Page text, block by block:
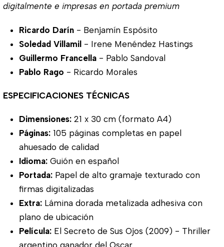
digitalmente e impresas en portada premium
Ricardo Darín - Benjamín Espósito
Soledad Villamil - Irene Menéndez Hastings
Guillermo Francella - Pablo Sandoval
Pablo Rago - Ricardo Morales
ESPECIFICACIONES TÉCNICAS
Dimensiones: 21 x 30 cm (formato A4)
Páginas: 105 páginas completas en papel
ahuesado de calidad
Idioma: Guión en español
Portada: Papel de alto gramaje texturado con
firmas digitalizadas
Extra: Lámina dorada metalizada adhesiva con
plano de ubicación
Película: El Secreto de Sus Ojos (2009) - Thriller
argentino ganador del Oscar